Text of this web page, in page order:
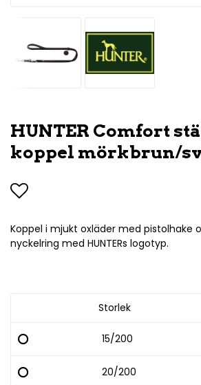
HUNTER Comfort
koppel mörkbrun/
Lägg till i favoritlistan
Koppel i mjukt oxläder med pistolhake
nyckelring med HUNTERs logotyp.
Storlek
15/200
20/200